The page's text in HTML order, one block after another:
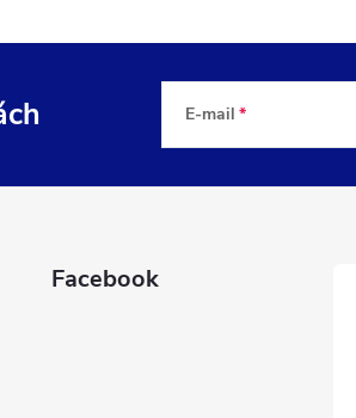
E-mail
Facebook